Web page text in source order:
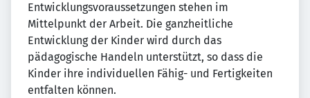
Entwicklungsvoraussetzungen stehen im
Mittelpunkt der Arbeit. Die ganzheitliche
Entwicklung der Kinder wird durch das
pädagogische Handeln unterstützt, so dass die
Kinder ihre individuellen Fähig- und Fertigkeiten
entfalten können.